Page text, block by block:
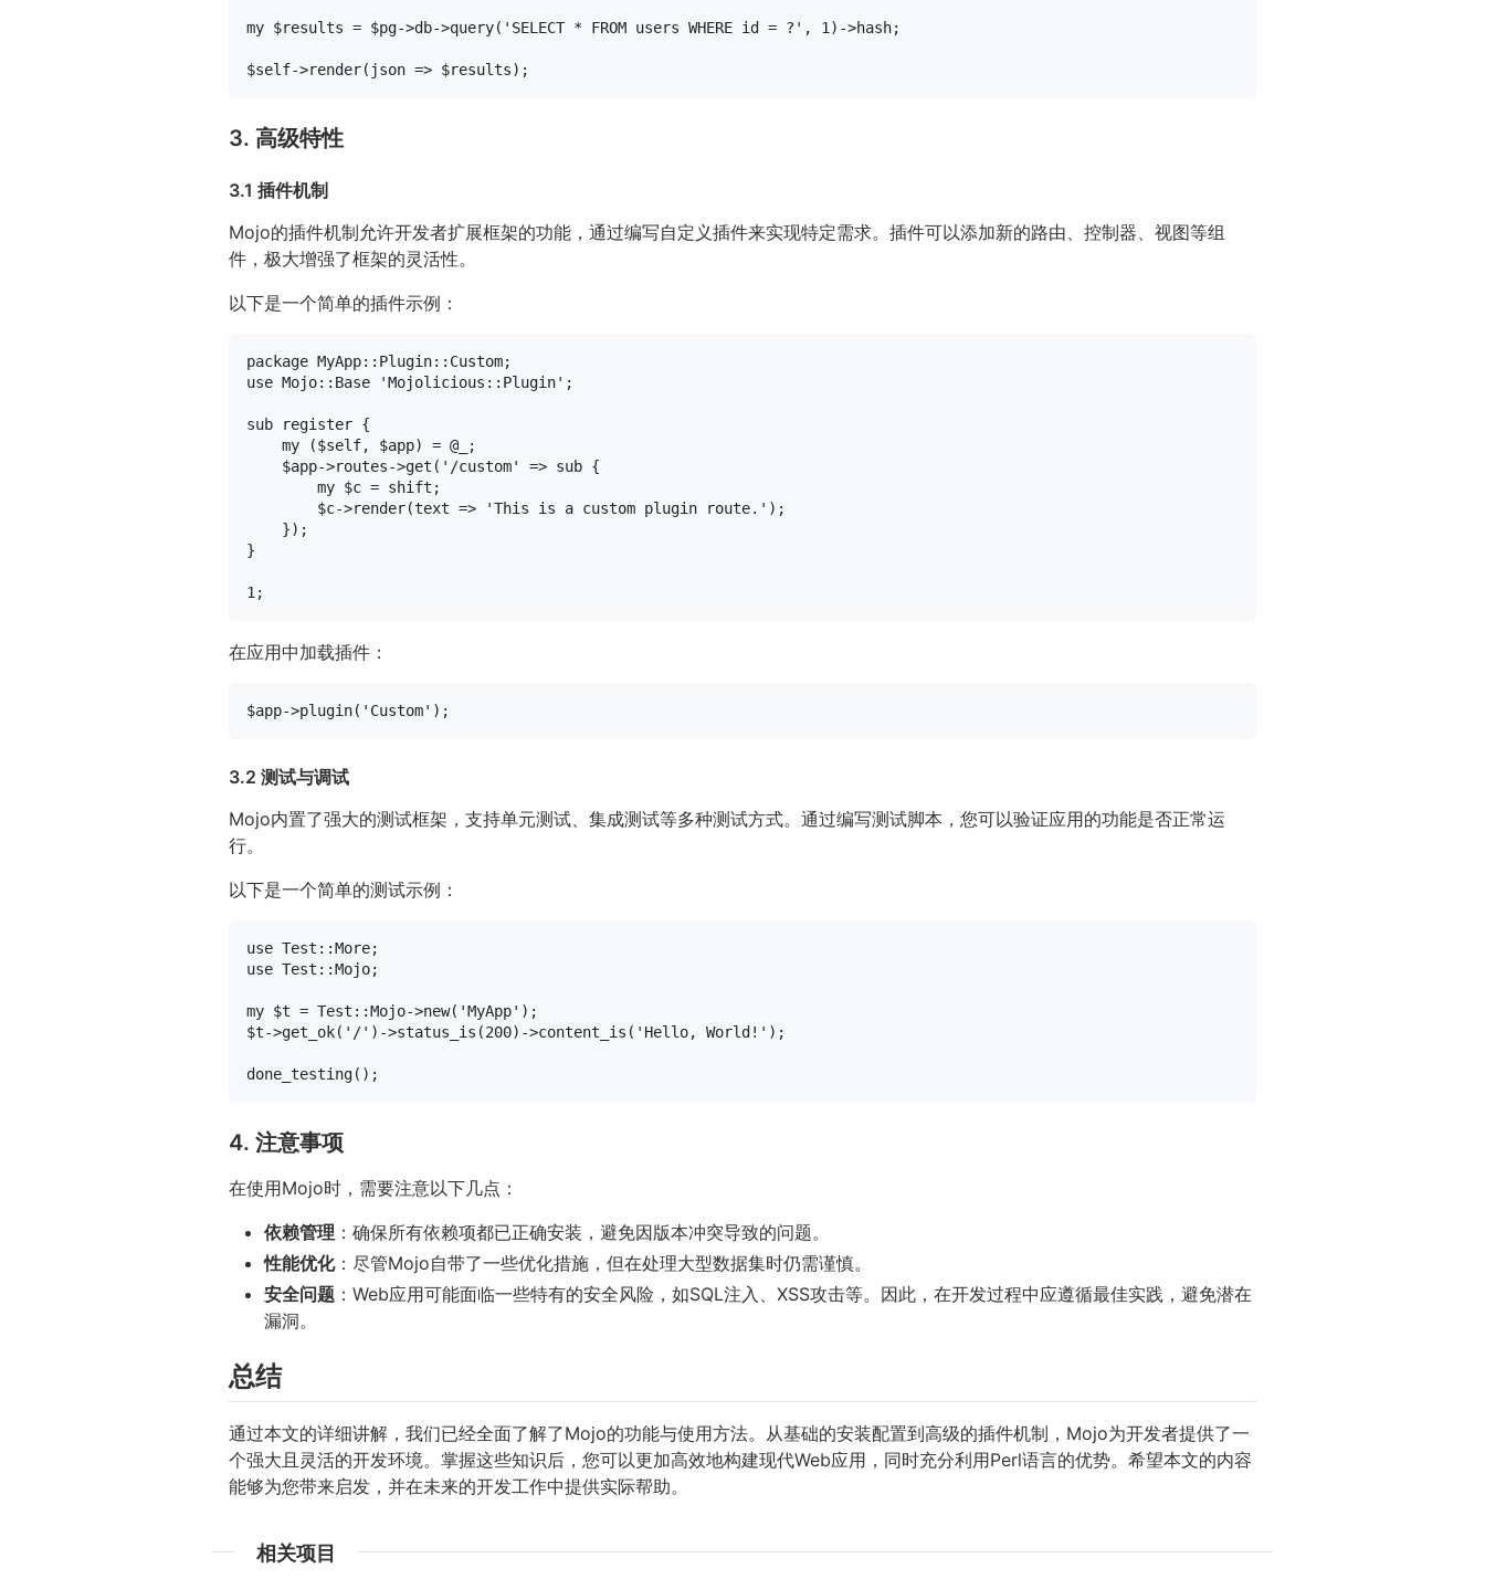
my $results = $pg->db->query( 'SELECT * FROM users WHERE id = ?' , 1 )->hash;
$self->render( json => $results
3. 高级特性
3.1 插件机制
Mojo的插件机制允许开发者扩展框架的功能，通过编写自定义插件来实现特定需求。插件可以添加新的路由、控制器、视图等组
件，极大增强了框架的灵活性。
以下是一个简单的插件示例：
package
use Mojo::Base 'Mojolicious::Plugin' ;
sub register {
my ($self, $app) = @_
;
$app->routes->get( '/custom' => sub {
my $c = shift ;
$c->render(text => 'This is a custom plugin route.' );
    });
}
1
在应用中加载插件：
$app->plugin( 'Custom'
3.2 测试与调试
Mojo内置了强大的测试框架，支持单元测试、集成测试等多种测试方式。通过编写测试脚本，您可以验证应用的功能是否正常运
行。
以下是一个简单的测试示例：
use
use Test::Mojo;
my $t = Test::Mojo->new( 'MyApp'
$t->get_ok( '/' )->status_is(200)->content_is( 'Hello, World!' );
4. 注意事项
在使用Mojo时，需要注意以下几点：
依赖管理 ：确保所有依赖项都已正确安装，避免因版本冲突导致的问题。
性能优化：尽管Mojo自带了一些优化措施，但在处理大型数据集时仍需谨慎。
安全问题 ：Web应用可能面临一些特有的安全风险，如SQL注入、XSS攻击等。因此，在开发过程中应遵循最佳实践，避免潜在
漏洞。
总结
通过本文的详细讲解，我们已经全面了解了Mojo的功能与使用方法。从基础的安装配置到高级的插件机制，Mojo为开发者提供了一
个强大且灵活的开发环境。掌握这些知识后，您可以更加高效地构建现代Web应用，同时充分利用Perl语言的优势。希望本文的内容
能够为您带来启发，并在未来的开发工作中提供实际帮助。
相关项目